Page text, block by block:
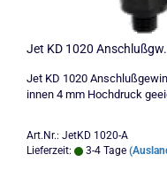
Jet KD 1020
Jet KD 1020
innen 4 mm Hochdruck
Art.Nr.: JetKD 1020-A
Lieferzeit:
3-4 Tage